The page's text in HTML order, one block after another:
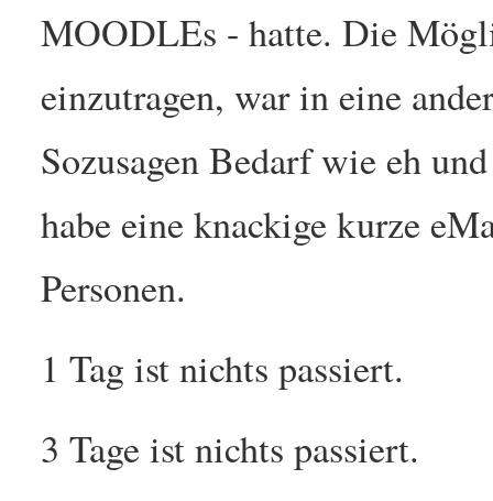
MOODLEs - hatte. Die
einzutragen, war in eine
Sozusagen Bedarf wie eh
habe eine knackige kurze
Personen.
1 Tag ist nichts passiert.
3 Tage ist nichts passiert.